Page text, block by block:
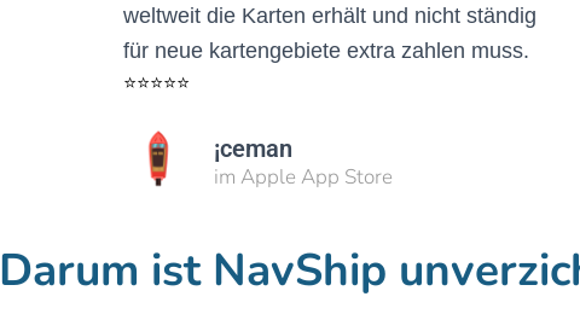
weltweit die Karten erhält und nicht ständig
für neue kartengebiete extra zahlen muss.
⭐⭐⭐⭐⭐
¡ceman
im Apple App Store
Darum ist NavShip